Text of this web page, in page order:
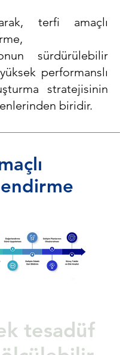
terfi amaçlı
sürdürülebilir
performanslı
stratejisinin
biridir.
tesadüf